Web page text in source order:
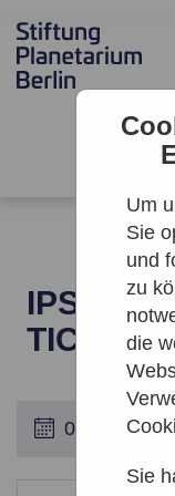
Um
Sie
und
zu
die
Sie
IPS |
TICKET